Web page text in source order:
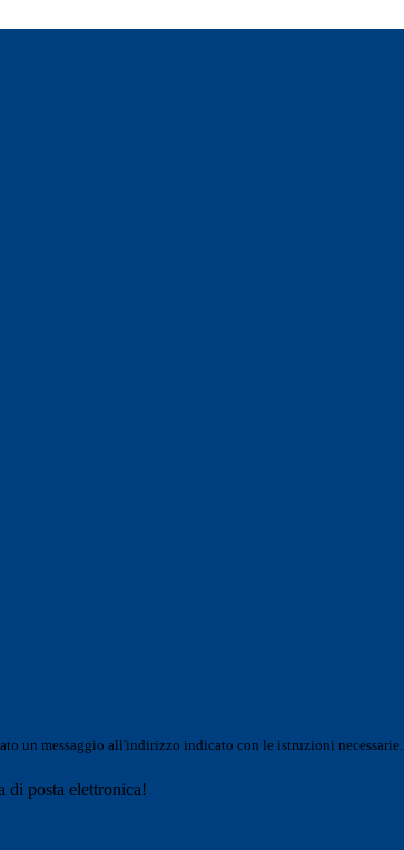
un messaggio all'indirizzo indicato con le istruzioni necessarie.
di posta elettronica!